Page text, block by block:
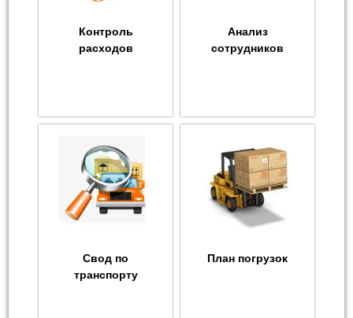
Контроль
расходов
Анализ
сотрудников
Свод по
транспорту
План погрузок